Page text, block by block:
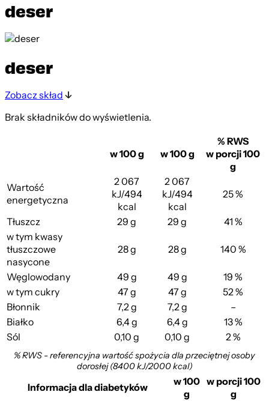
deser
deser
Zobacz skład
Brak składników do wyświetlenia.
w 100 g w 100 g
% RWS
w porcji 100
g
Wartość
energetyczna
2 067
kJ/494
kcal
2 067
kJ/494
kcal
25 %
Tłuszcz 29 g 29 g
41 %
w tym kwasy
tłuszczowe
nasycone
28 g 28 g 140 %
Węglowodany 49 g 49 g
19 %
w tym cukry
47 g 47 g
52 %
Błonnik
7,2 g 7,2 g
–
Białko
6,4 g 6,4 g
13 %
Sól
0,10 g 0,10 g 2 %
% RWS - referencyjna wartość spożycia dla przeciętnej osoby
dorosłej (8400 kJ/2000 kcal)
Informacja dla diabetyków
w 100
g
w porcji 100
g